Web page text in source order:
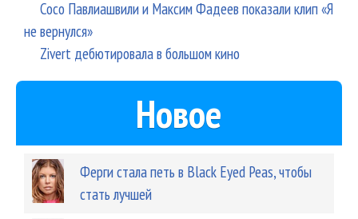
Сосо Павлиашвили и Максим Фадеев показали клип «Я
не вернулся»
Zivert дебютировала в большом кино
Новое
Ферги стала петь в Black Eyed Peas, чтобы
стать лучшей